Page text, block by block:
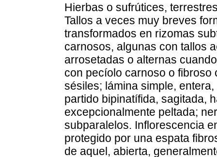
Hierbas o sufrútices,
Tallos a veces muy breves
transformados en rizomas
carnosos, algunas con tallos
arrosetadas o alternas
con pecíolo carnoso o
sésiles; lámina simple,
partido bipinatífida, sagitada,
excepcionalmente peltada;
subparalelos. Inflorescencia
protegido por una espata
de aquel, abierta,